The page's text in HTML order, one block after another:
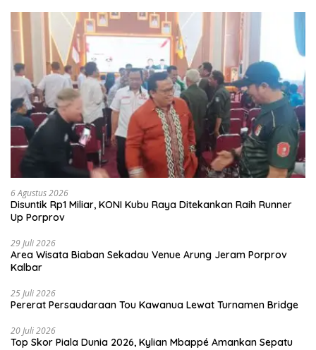
6 Agustus 2026
Disuntik Rp1 Miliar, KONI Kubu Raya Ditekankan Raih Runner
Up Porprov
29 Juli 2026
Area Wisata Biaban Sekadau Venue Arung Jeram Porprov
Kalbar
25 Juli 2026
Pererat Persaudaraan Tou Kawanua Lewat Turnamen Bridge
20 Juli 2026
Top Skor Piala Dunia 2026, Kylian Mbappé Amankan Sepatu